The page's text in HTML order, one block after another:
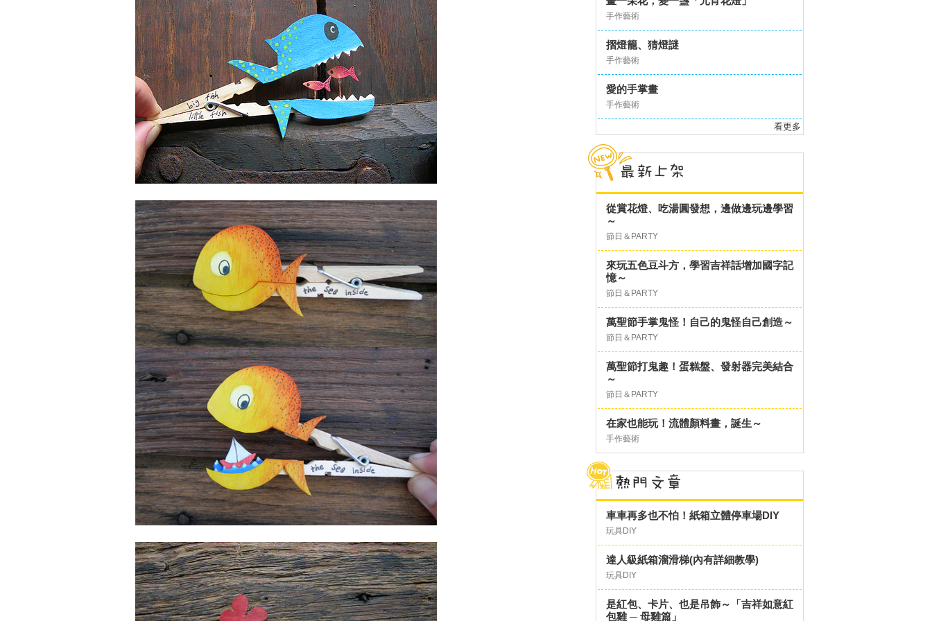
手作藝術
摺燈籠、猜燈謎
手作藝術
愛的手掌畫
手作藝術
看更多
從賞花燈、吃湯圓發想，邊做邊玩邊學習
～
節日＆PARTY
來玩五色豆斗方，學習吉祥話增加國字記
憶～
節日＆PARTY
萬聖節手掌鬼怪！自己的鬼怪自己創造～
節日＆PARTY
萬聖節打鬼趣！蛋糕盤、發射器完美結合
～
節日＆PARTY
在家也能玩！流體顏料畫，誕生～
手作藝術
車車再多也不怕！紙箱立體停車場DIY
玩具DIY
達人級紙箱溜滑梯(內有詳細教學)
玩具DIY
是紅包、卡片、也是吊飾～「吉祥如意紅
包雞 ─ 母雞篇」